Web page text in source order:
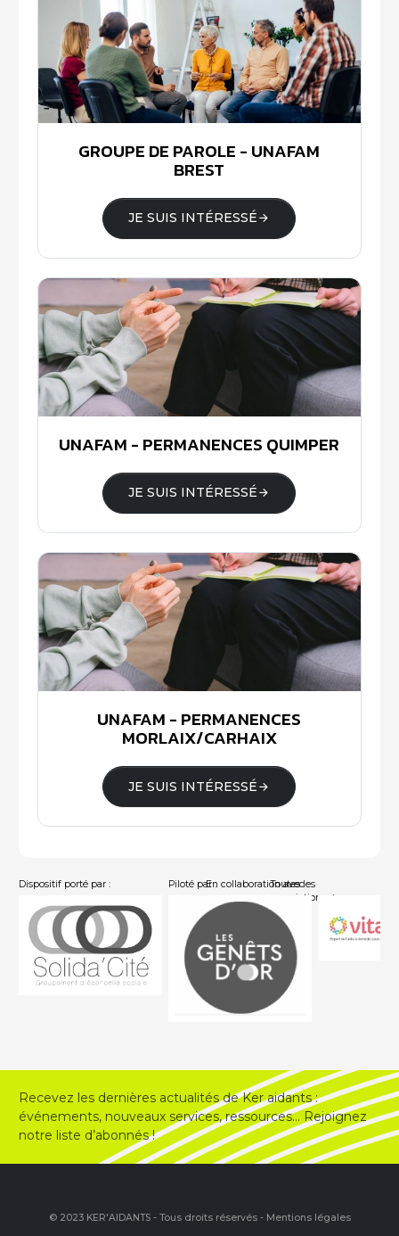
GROUPE DE PAROLE - UNAFAM
BREST
JE SUIS INTÉRESSÉ
UNAFAM - PERMANENCES QUIMPER
JE SUIS INTÉRESSÉ
UNAFAM - PERMANENCES
MORLAIX/CARHAIX
JE SUIS INTÉRESSÉ
Dispositif porté par : Piloté par :En collaboration avec :
Toutes les
associations
Recevez les dernières actualités de Ker aidants :
événements, nouveaux services, ressources… Rejoignez
notre liste d’abonnés !
© 2023 KER'AIDANTS - Tous droits réservés - Mentions légales